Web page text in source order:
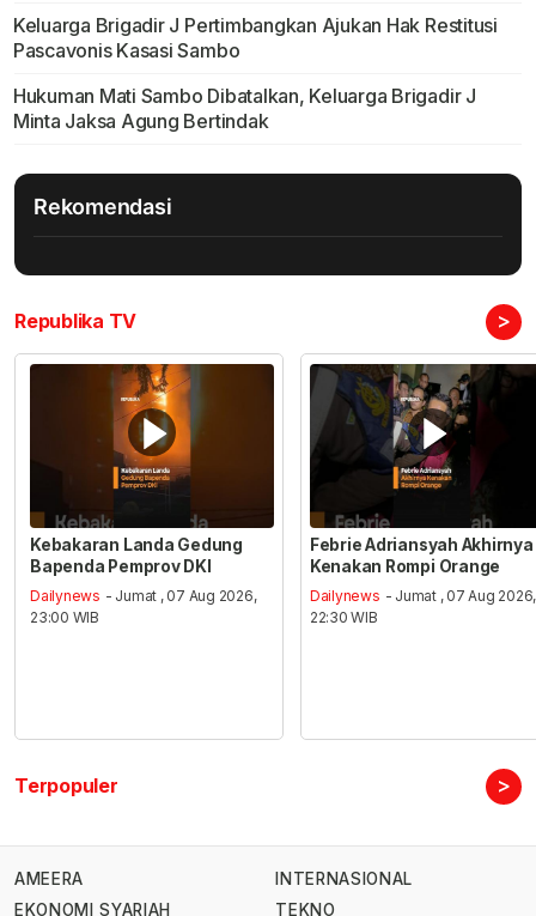
Keluarga Brigadir J Pertimbangkan Ajukan Hak Restitusi
Pascavonis Kasasi Sambo
Hukuman Mati Sambo Dibatalkan, Keluarga Brigadir J
Minta Jaksa Agung Bertindak
Rekomendasi
Republika TV >
Kebakaran Landa Gedung
Bapenda Pemprov DKI
Dailynews - Jumat , 07 Aug 2026,
23:00 WIB
Febrie Adriansyah Akhirnya
Kenakan Rompi Orange
Dailynews - Jumat , 07 Aug 2026,
22:30 WIB
Terpopuler >
AMEERA
EKONOMI SYARIAH
INTERNASIONAL
TEKNO